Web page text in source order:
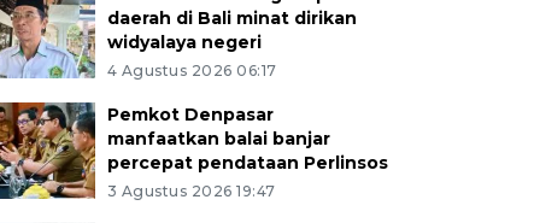
daerah di Bali minat dirikan
widyalaya negeri
4 Agustus 2026 06:17
Pemkot Denpasar
manfaatkan balai banjar
percepat pendataan Perlinsos
3 Agustus 2026 19:47